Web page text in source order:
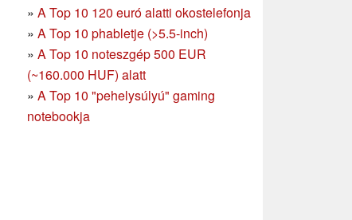
» A Top 10 120 euró alatti okostelefonja
» A Top 10 phabletje (>5.5-inch)
» A Top 10 noteszgép 500 EUR
(~160.000 HUF) alatt
» A Top 10 "pehelysúlyú" gaming
notebookja